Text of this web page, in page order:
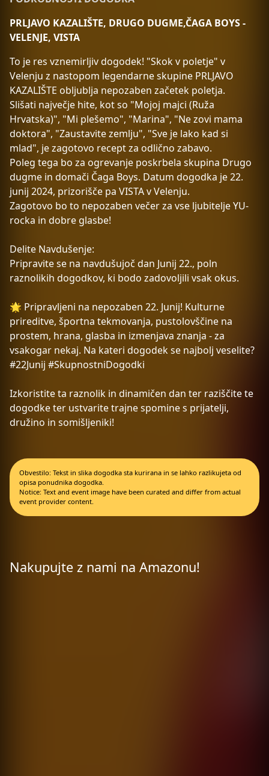
PRLJAVO KAZALIŠTE, DRUGO DUGME,ČAGA BOYS -
VELENJE, VISTA
To je res vznemirljiv dogodek! "Skok v poletje" v
Velenju z nastopom legendarne skupine PRLJAVO
KAZALIŠTE obljublja nepozaben začetek poletja.
Slišati največje hite, kot so "Mojoj majci (Ruža
Hrvatska)", "Mi plešemo", "Marina", "Ne zovi mama
doktora", "Zaustavite zemlju", "Sve je lako kad si
mlad", je zagotovo recept za odlično zabavo.
Poleg tega bo za ogrevanje poskrbela skupina Drugo
dugme in domači Čaga Boys. Datum dogodka je 22.
junij 2024, prizorišče pa VISTA v Velenju.
Zagotovo bo to nepozaben večer za vse ljubitelje YU-
rocka in dobre glasbe!
Delite Navdušenje:
Pripravite se na navdušujoč dan Junij 22., poln
raznolikih dogodkov, ki bodo zadovoljili vsak okus.
🌟 Pripravljeni na nepozaben 22. Junij! Kulturne
prireditve, športna tekmovanja, pustolovščine na
prostem, hrana, glasba in izmenjava znanja - za
vsakogar nekaj. Na kateri dogodek se najbolj veselite?
#22Junij #SkupnostniDogodki
Izkoristite ta raznolik in dinamičen dan ter raziščite te
dogodke ter ustvarite trajne spomine s prijatelji,
družino in somišljeniki!
Obvestilo: Tekst in slika dogodka sta kurirana in se lahko razlikujeta od
opisa ponudnika dogodka.
Notice: Text and event image have been curated and differ from actual
event provider content.
Nakupujte z nami na Amazonu!